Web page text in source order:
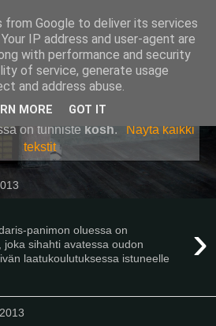
on tunniste kosh.
Näytä kaikki
tekstit
›
panimon oluessa on
joka sihahti avatessa oudon
laatukoulutuksessa istuneelle
from Google to deliver its services
IP address and user-agent are
with performance and security
of service, generate usage
and address abuse.
MORE GOT IT